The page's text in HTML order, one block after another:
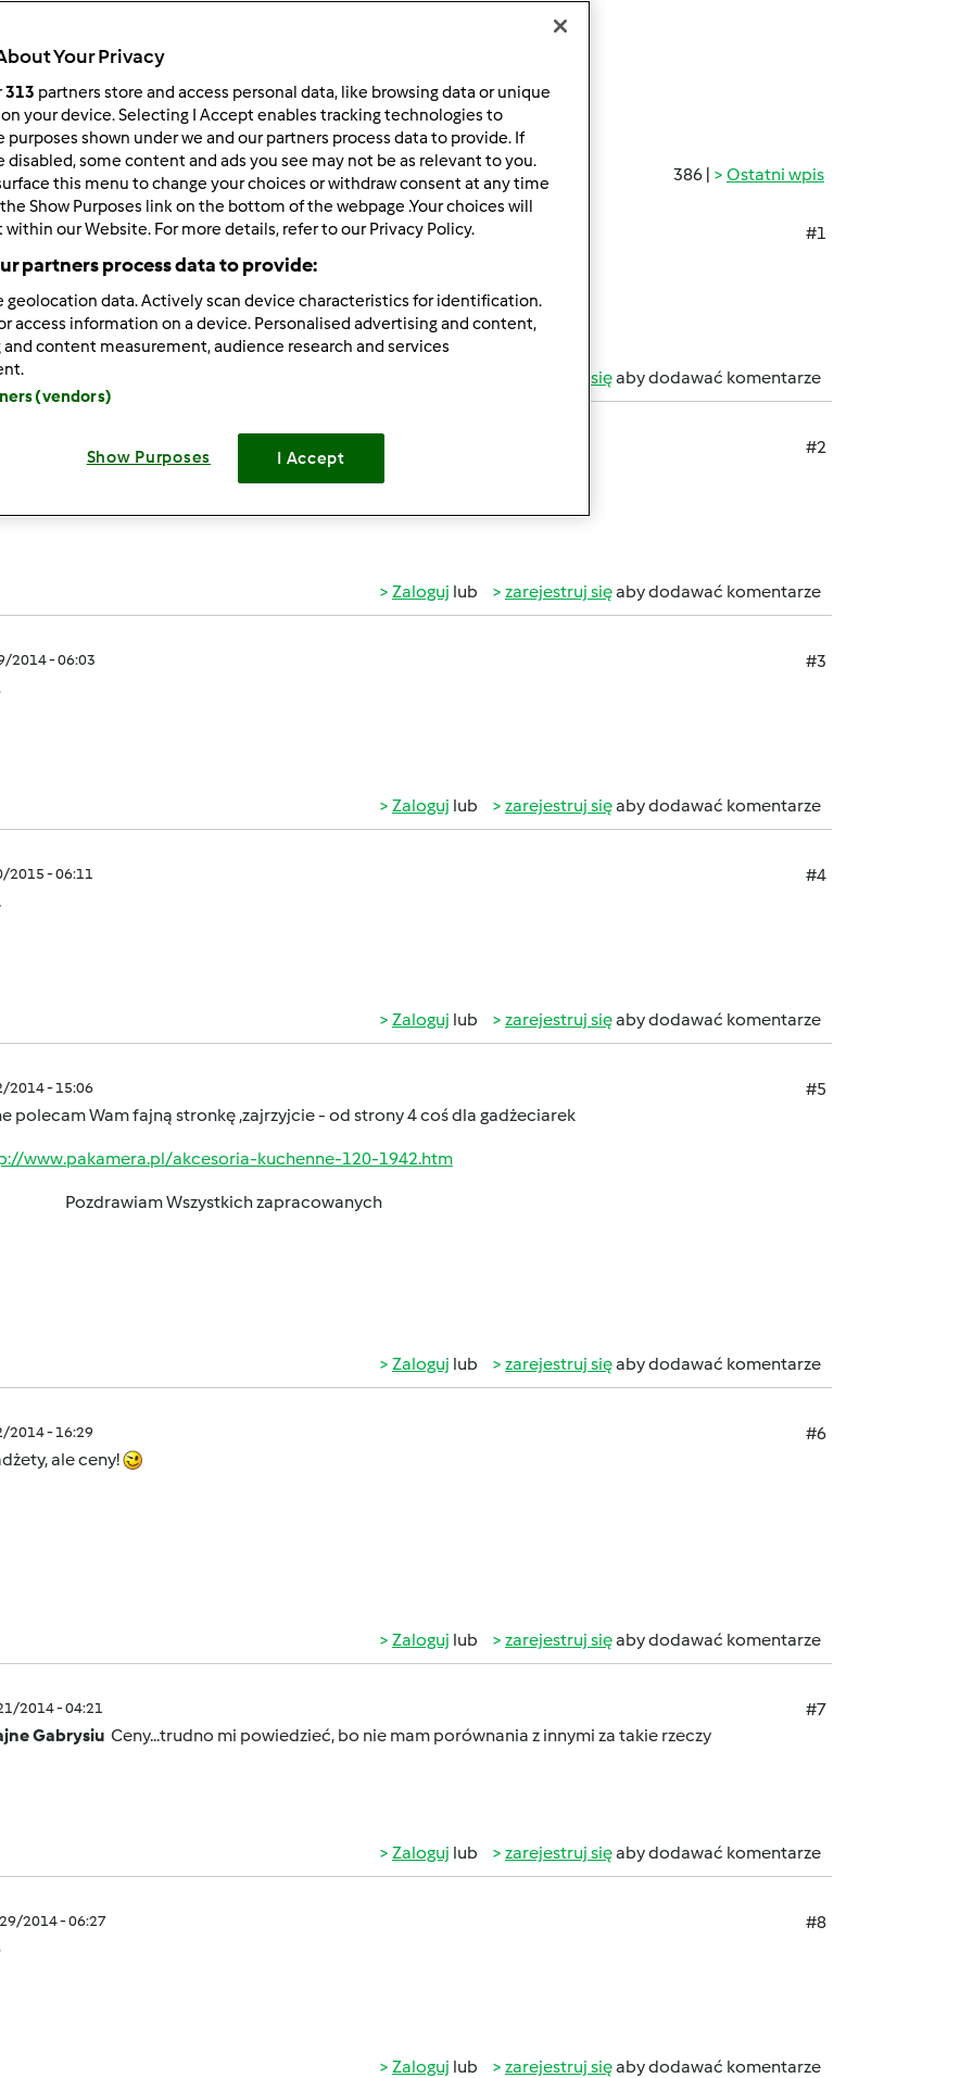
wyniki
386 | Ostatni wpis
2014 - 05:55
#1
zarejestruj sięaby dodawać komentarze
#2
Zaloguj lub zarejestruj sięaby dodawać komentarze
2014 - 06:03
#3
Zaloguj lub zarejestruj sięaby dodawać komentarze
2015 - 06:11
#4
Zaloguj lub zarejestruj sięaby dodawać komentarze
2014 - 15:06
#5
polecam Wam fajną stronkę ,zajrzyjcie - od strony 4 coś dla gadżeciarek
www.pakamera.pl/akcesoria-kuchenne-120-1942.htm
Pozdrawiam Wszystkich zapracowanych
Zaloguj lub zarejestruj sięaby dodawać komentarze
2014 - 16:29
#6
ale ceny!
Zaloguj lub zarejestruj sięaby dodawać komentarze
2014 - 04:21
#7
Gabrysiu Ceny...trudno mi powiedzieć, bo nie mam porównania z innymi za takie rzeczy
Zaloguj lub zarejestruj sięaby dodawać komentarze
2014 - 06:27
#8
Zaloguj lub zarejestruj sięaby dodawać komentarze
Your Privacy
313 partners store and access personal data, like browsing data or unique
your device. Selecting I Accept enables tracking technologies to
purposes shown under we and our partners process data to provide. If
disabled, some content and ads you see may not be as relevant to you.
this menu to change your choices or withdraw consent at any time
Show Purposes link on the bottom of the webpage .Your choices will
our Website. For more details, refer to our Privacy Policy.
partners process data to provide:
geolocation data. Actively scan device characteristics for identification.
access information on a device. Personalised advertising and content,
content measurement, audience research and services
(vendors)
Show Purposes I Accept